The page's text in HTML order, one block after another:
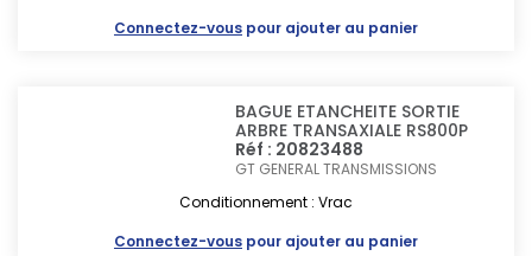
Connectez-vous pour ajouter au panier
BAGUE ETANCHEITE SORTIE
ARBRE TRANSAXIALE RS800P
Réf : 20823488
GT GENERAL TRANSMISSIONS
Conditionnement : Vrac
Connectez-vous pour ajouter au panier